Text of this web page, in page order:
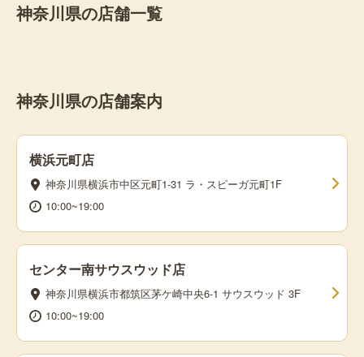
神奈川県の店舗一覧
神奈川県の店舗案内
横浜元町店
神奈川県横浜市中区元町1-31 ラ・スピーガ元町1F
10:00~19:00
センター南サウスウッド店
神奈川県横浜市都筑区茅ケ崎中央6-1 サウスウッド 3F
10:00~19:00